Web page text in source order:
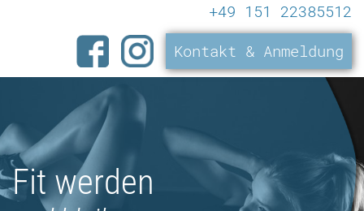
+49 151 22385512
Kontakt & Anmeldung
Fit werden